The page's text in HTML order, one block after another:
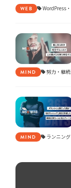
WEB WordPress
MIND 努力 継続
MIND ランニング